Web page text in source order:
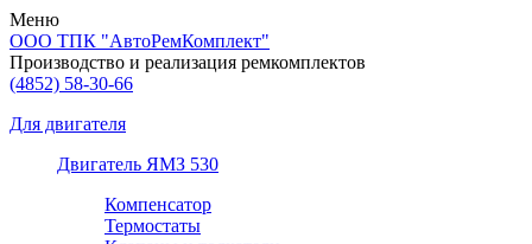
Меню
ООО ТПК "АвтоРемКомплект"
Производство и реализация ремкомплектов
(4852) 58-30-66
Для двигателя
Двигатель ЯМЗ 530
Компенсатор
Термостаты